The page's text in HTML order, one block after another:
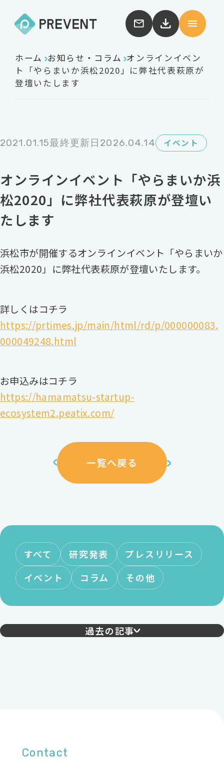
ホーム お知らせ・コラム オンラインイベン
ト「やらまいか浜松2020」に弊社代表萩原が
登壇いたします
2021.01.15最終更新日2026.04.14 イベント
オンラインイベント「やらまいか浜
松2020」に弊社代表萩原が登壇い
たします
浜松市が開催するオンラインイベント「やらまいか
浜松2020」に弊社代表萩原が登壇いたします。
詳しくはコチラ
https://prtimes.jp/main/html/rd/p/000000083.
000049248.html
お申込みはコチラ
https://hamamatsu-startup-
ecosystem2.peatix.com/
一覧へ戻る
すべて 研究発表
プレスリリース
イベント
コラム その他
過去の記事
Contact